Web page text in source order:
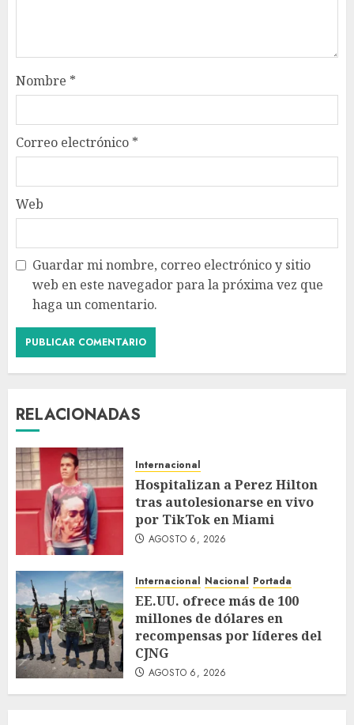
Nombre *
Correo electrónico *
Web
Guardar mi nombre, correo electrónico y sitio
web en este navegador para la próxima vez que
haga un comentario.
RELACIONADAS
Internacional
Hospitalizan a Perez Hilton
tras autolesionarse en vivo
por TikTok en Miami
AGOSTO 6, 2026
Internacional Nacional Portada
EE.UU. ofrece más de 100
millones de dólares en
recompensas por líderes del
CJNG
AGOSTO 6, 2026